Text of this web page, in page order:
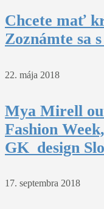
Chcete mať
Zoznámte sa
22. mája 2018
Mya Mirell
Fashion
GK_design
17. septembra 2018